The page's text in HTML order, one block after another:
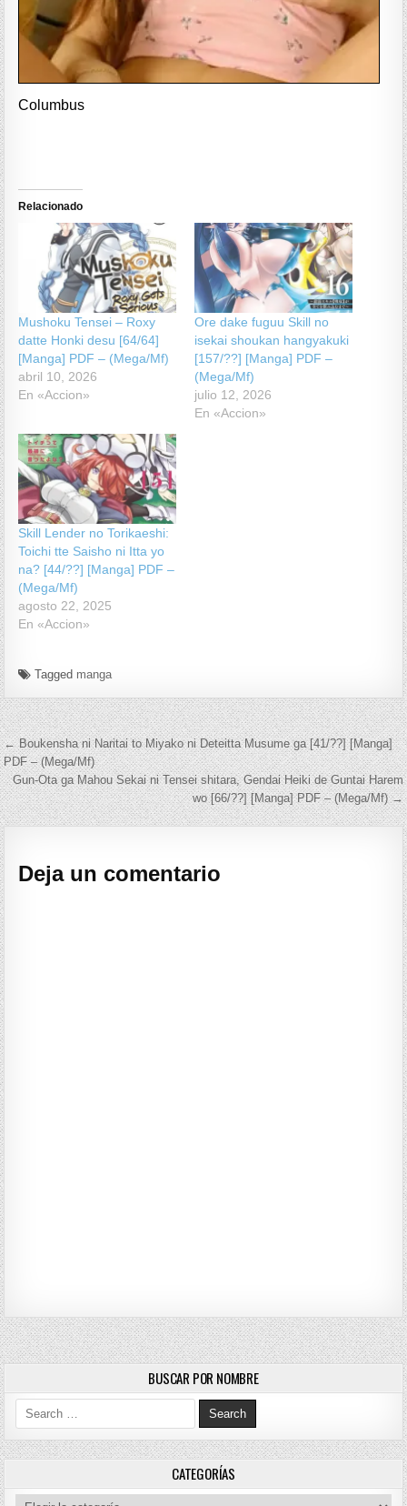
Columbus
Relacionado
Mushoku Tensei – Roxy
datte Honki desu [64/64]
[Manga] PDF – (Mega/Mf)
abril 10, 2026
En «Accion»
Ore dake fuguu Skill no
isekai shoukan hangyakuki
[157/??] [Manga] PDF –
(Mega/Mf)
julio 12, 2026
En «Accion»
Skill Lender no Torikaeshi:
Toichi tte Saisho ni Itta yo
na? [44/??] [Manga] PDF –
(Mega/Mf)
agosto 22, 2025
En «Accion»
Tagged manga
Navegación de entradas
← Boukensha ni Naritai to Miyako ni Deteitta Musume ga [41/??] [Manga]
PDF – (Mega/Mf)
Gun-Ota ga Mahou Sekai ni Tensei shitara, Gendai Heiki de Guntai Harem
wo [66/??] [Manga] PDF – (Mega/Mf) →
Deja un comentario
BUSCAR POR NOMBRE
Search for:
CATEGORÍAS
Categorías